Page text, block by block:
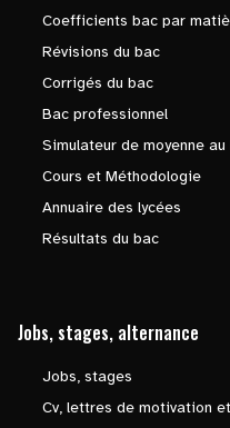
Coefficients bac par
Révisions du bac
Corrigés du bac
Bac professionnel
Simulateur de moyenne au
Cours et Méthodologie
Annuaire des lycées
Résultats du bac
Jobs, stages, alternance
Jobs, stages
Cv, lettres de motivation